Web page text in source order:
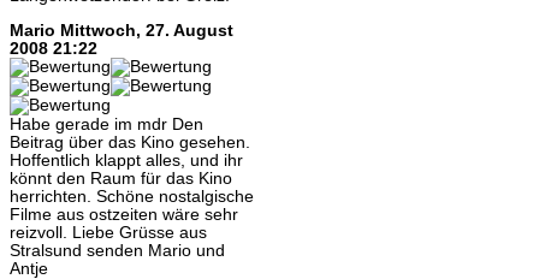
Mario Mittwoch, 27. August
2008 21:22
Habe gerade im mdr Den
Beitrag über das Kino gesehen.
Hoffentlich klappt alles, und ihr
könnt den Raum für das Kino
herrichten. Schöne nostalgische
Filme aus ostzeiten wäre sehr
reizvoll. Liebe Grüsse aus
Stralsund senden Mario und
Antje